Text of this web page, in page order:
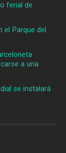
ferial de
el Parque del
a una
se instalará